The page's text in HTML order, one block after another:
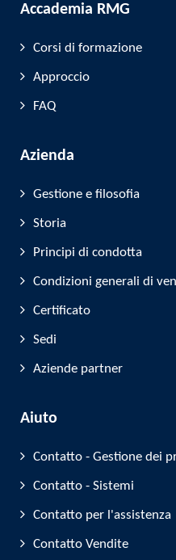
Accademia RMG
Corsi di formazione
Approccio
FAQ
Azienda
Gestione e filosofia
Storia
Principi di condotta
Condizioni generali di
Certificato
Sedi
Aziende partner
Aiuto
Contatto - Gestione dei
Contatto - Sistemi
Contatto per l'assistenza
Contatto Vendite